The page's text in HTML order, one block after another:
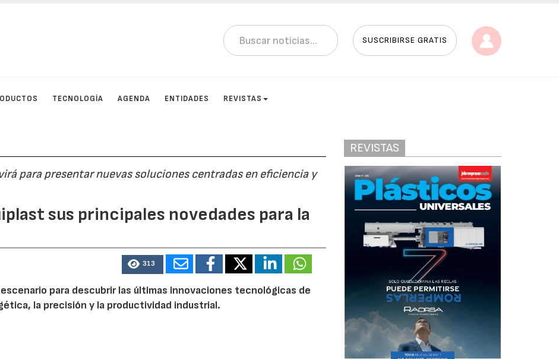
SUSCRIBIRSE GRATIS
TECNOLOGÍA AGENDA ENTIDADES REVISTAS
para presentar nuevas soluciones centradas en eficiencia y
sus principales novedades para la
313
para descubrir las últimas innovaciones tecnológicas de
la precisión y la productividad industrial.
REVISTAS